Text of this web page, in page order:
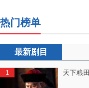
热门榜单
最新剧目
1 天下粮田